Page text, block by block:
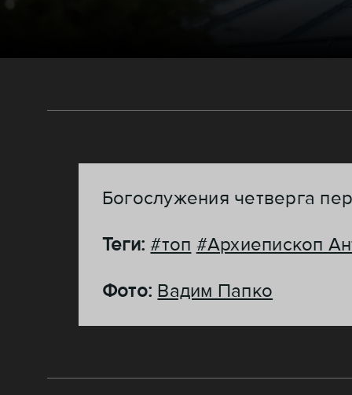
Богослужения четверга
Теги:#топ #Архиепископ
Фото: Вадим Папко